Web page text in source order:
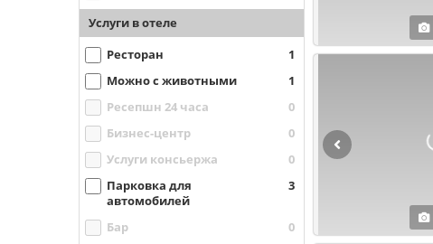
Услуги в отеле
Ресторан
1
Можно с животными
1
Ресепшн 24 часа
0
Бизнес-центр
0
Услуги консьержа
0
Парковка для
автомобилей
3
Бар
0